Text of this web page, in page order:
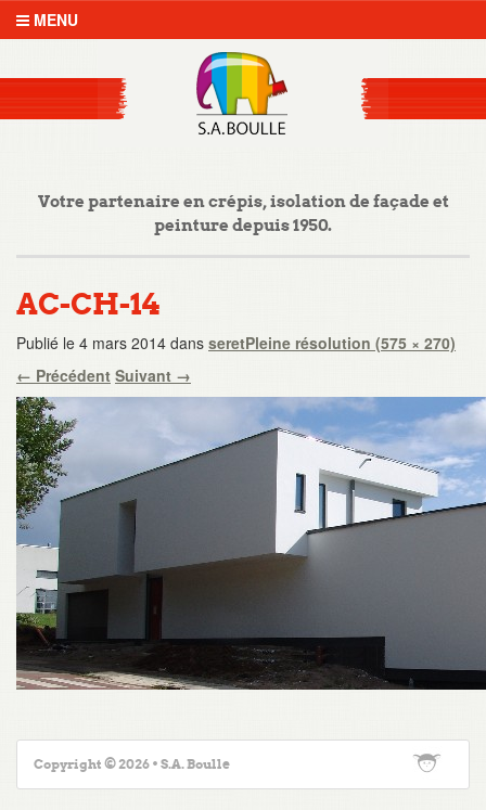
MENU
Votre partenaire en crépis, isolation de façade et
peinture depuis 1950.
AC-CH-14
Publié le 4 mars 2014 dans seretPleine résolution (575 × 270)
← Précédent Suivant →
Copyright © 2026 • S.A. Boulle